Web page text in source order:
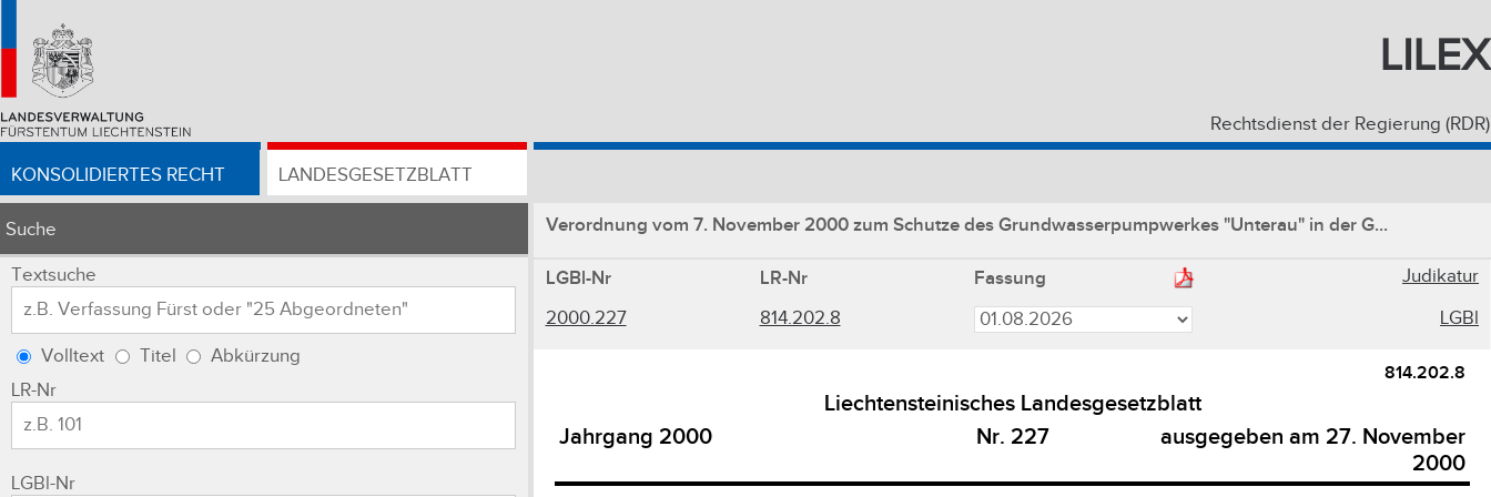
LILEX
Rechtsdienst der Regierung (RDR)
KONSOLIDIERTES RECHT LANDESGESETZBLATT
Suche
Textsuche
Volltext Titel
Abkürzung
LR-Nr
LGBl-Nr
Verordnung vom 7. November 2000 zum Schutze des Grundwasserpumpwerkes "Unterau" in der G...
LGBl-Nr LR-Nr Fassung
Judikatur
2000.227
814.202.8 LGBl